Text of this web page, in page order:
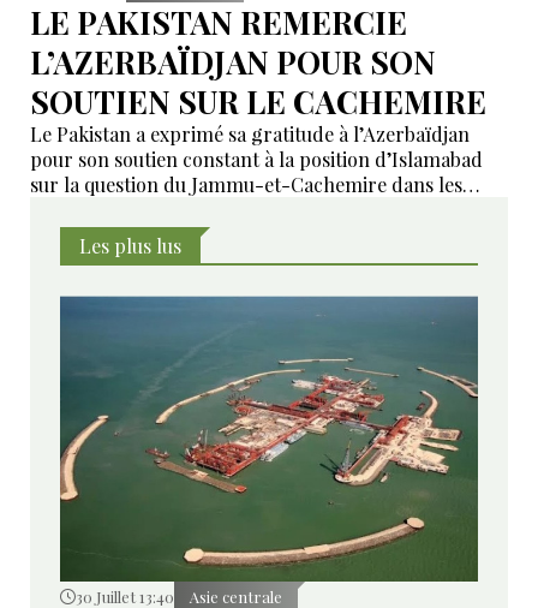
LE PAKISTAN REMERCIE
L’AZERBAÏDJAN POUR SON
SOUTIEN SUR LE CACHEMIRE
Le Pakistan a exprimé sa gratitude à l’Azerbaïdjan
pour son soutien constant à la position d’Islamabad
sur la question du Jammu-et-Cachemire dans les
Les plus lus
30 Juillet 13:40 Asie centrale